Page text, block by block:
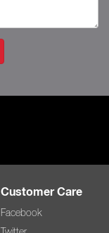
Customer Care
Facebook